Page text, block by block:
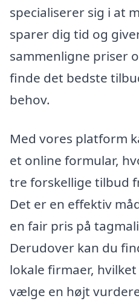
specialiserer sig i at
sparer dig tid og
sammenligne priser
finde det bedste
behov.
Med vores platform
et online formular,
tre forskellige tilbud
Det er en effektiv
en fair pris på
Derudover kan du
lokale firmaer,
vælge en højt